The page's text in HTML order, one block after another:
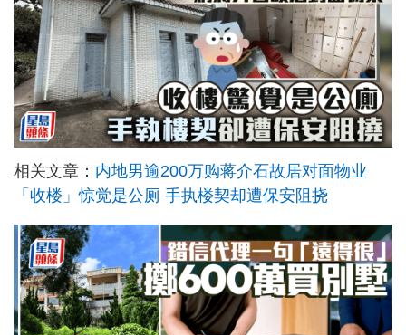
相关文章： 内地男逾200万购蒋介石故居对面物业
「收楼」惊觉是公厕 手执楼契却遭保安阻挠